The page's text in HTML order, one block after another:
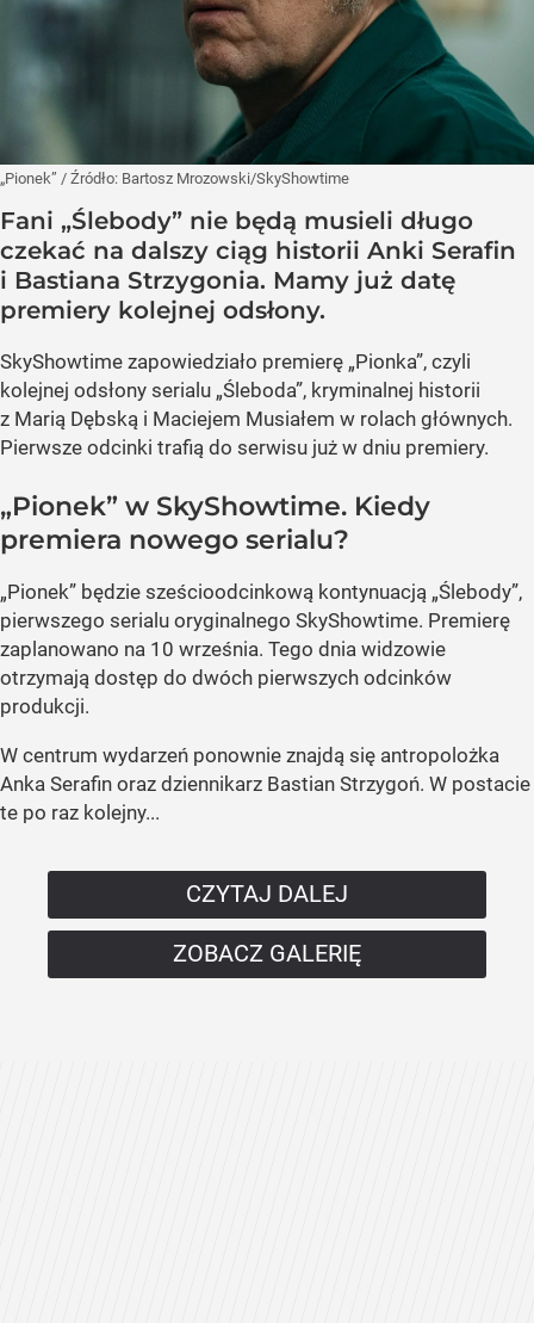
„Pionek” / Źródło: Bartosz Mrozowski/SkyShowtime
Fani „Ślebody” nie będą musieli długo
czekać na dalszy ciąg historii Anki Serafin
i Bastiana Strzygonia. Mamy już datę
premiery kolejnej odsłony.
SkyShowtime zapowiedziało premierę „Pionka”, czyli
kolejnej odsłony serialu „Śleboda”, kryminalnej historii
z Marią Dębską i Maciejem Musiałem w rolach głównych.
Pierwsze odcinki trafią do serwisu już w dniu premiery.
„Pionek” w SkyShowtime. Kiedy
premiera nowego serialu?
„Pionek” będzie sześcioodcinkową kontynuacją „Ślebody”,
pierwszego serialu oryginalnego SkyShowtime. Premierę
zaplanowano na 10 września. Tego dnia widzowie
otrzymają dostęp do dwóch pierwszych odcinków
produkcji.
W centrum wydarzeń ponownie znajdą się antropolożka
Anka Serafin oraz dziennikarz Bastian Strzygoń. W postacie
te po raz kolejny...
CZYTAJ DALEJ
ZOBACZ GALERIĘ